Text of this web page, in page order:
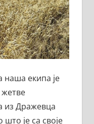
наша екипа је
Дражевца
је са своје